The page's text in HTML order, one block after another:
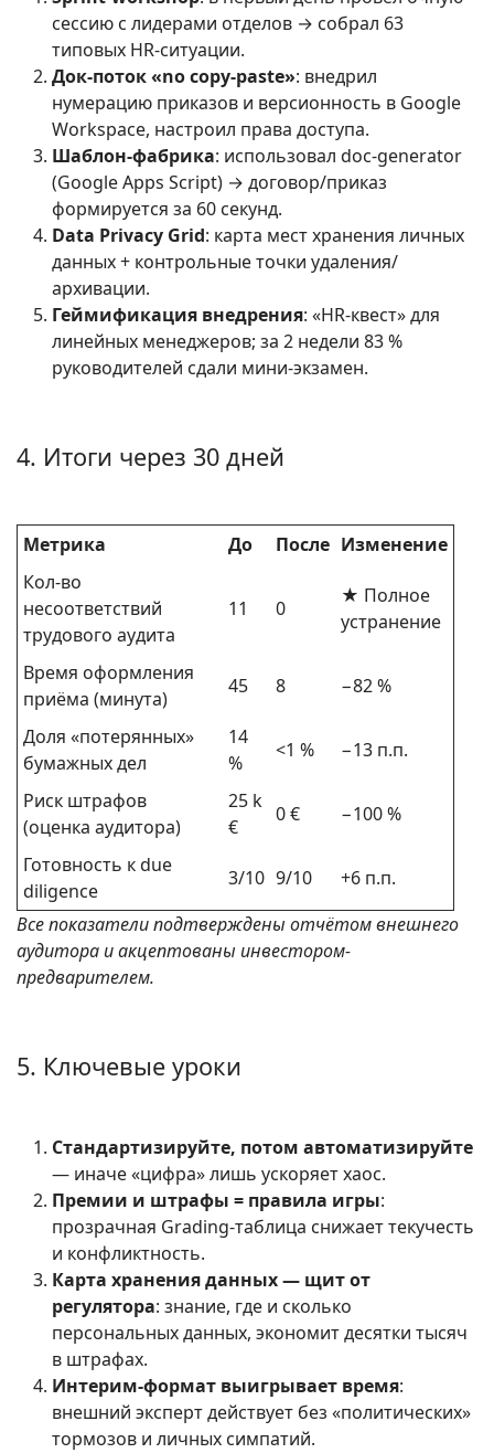
сессию с лидерами отделов → собрал 63
типовых HR-ситуации.
Док-поток «no copy-paste»: внедрил
нумерацию приказов и версионность в Google
Workspace, настроил права доступа.
Шаблон-фабрика: использовал doc-generator
(Google Apps Script) → договор/приказ
формируется за 60 секунд.
Data Privacy Grid: карта мест хранения личных
данных + контрольные точки удаления/
архивации.
Геймификация внедрения: «HR-квест» для
линейных менеджеров; за 2 недели 83 %
руководителей сдали мини-экзамен.
4. Итоги через 30 дней
Метрика До После Изменение
Кол-во
несоответствий
трудового аудита
11 0
★ Полное
устранение
Время оформления
приёма (минута)
45 8 −82 %
Доля «потерянных»
бумажных дел
14
%
<1 % −13 п.п.
Риск штрафов
(оценка аудитора)
25 k
€
0 € −100 %
Готовность к due
diligence
3/10 9/10
+6 п.п.
Все показатели подтверждены отчётом внешнего
аудитора и акцептованы инвестором-
предварителем.
5. Ключевые уроки
Стандартизируйте, потом автоматизируйте
— иначе «цифра» лишь ускоряет хаос.
Премии и штрафы = правила игры:
прозрачная Grading-таблица снижает текучесть
и конфликтность.
Карта хранения данных — щит от
регулятора: знание, где и сколько
персональных данных, экономит десятки тысяч
в штрафах.
Интерим-формат выигрывает время:
внешний эксперт действует без «политических»
тормозов и личных симпатий.